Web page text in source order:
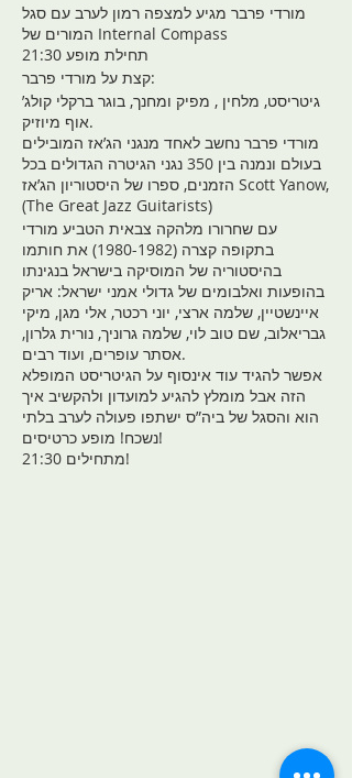
מורדי פרבר מגיע למצפה רמון לערב עם סגל
המורים של Internal Compass
תחילת מופע 21:30
קצת על מורדי פרבר:
גיטריסט, מלחין , מפיק ומחנך, בוגר ברקלי קולג’
אוף מיוזיק.
מורדי פרבר נחשב לאחד מנגני הג’אז המובילים
בעולם ונמנה בין 350 נגני הגיטרה הגדולים בכל
הזמנים, ספרו של היסטוריון הג’אז Scott Yanow,
(The Great Jazz Guitarists)
עם שחרורו מלהקה צבאית הטביע מורדי
בתקופה קצרה (1980-1982) את חותמו
בהיסטוריה של המוסיקה בישראל בנגינתו
בהופעות ואלבומים של גדולי אמני ישראל: אריק
איינשטיין, שלמה ארצי, יוני רכטר, אלי מגן, מיקי
גבריאלוב, שם טוב לוי, שלמה גרוניך, נורית גלרון,
אסתר עופרים, ועוד רבים.
אפשר להגיד עוד אינסוף על הגיטריסט המופלא
הזה אבל מומלץ להגיע למועדון ולהקשיב איך
הוא והסגל של ביה”ס ישתפו פעולה לערב בלתי
נשכח! מופע כרטיסים!
21:30 מתחילים!